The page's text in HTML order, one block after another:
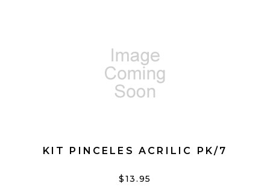
KIT PINCELES ACRILIC PK/7
$13.95